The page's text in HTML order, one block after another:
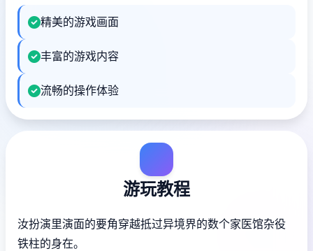
精美的游戏画面
丰富的游戏内容
流畅的操作体验
游玩教程
汝扮演里演面的要角穿越抵过异境界的数个家医馆杂役
铁柱的身在。